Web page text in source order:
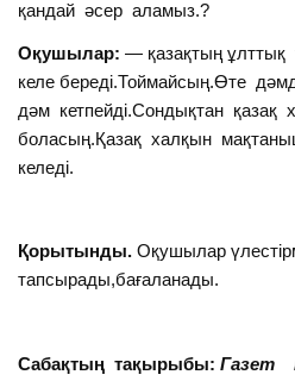
қандай әсер аламыз.?
Оқушылар: — қазақтың ұлттық
келе береді.Тоймайсың.Өте
дәм кетпейді.Сондықтан қазақ
боласың.Қазақ халқын
келеді.
Қорытынды. Оқушылар
тапсырады,бағаланады.
Сабақтың тақырыбы: Газет